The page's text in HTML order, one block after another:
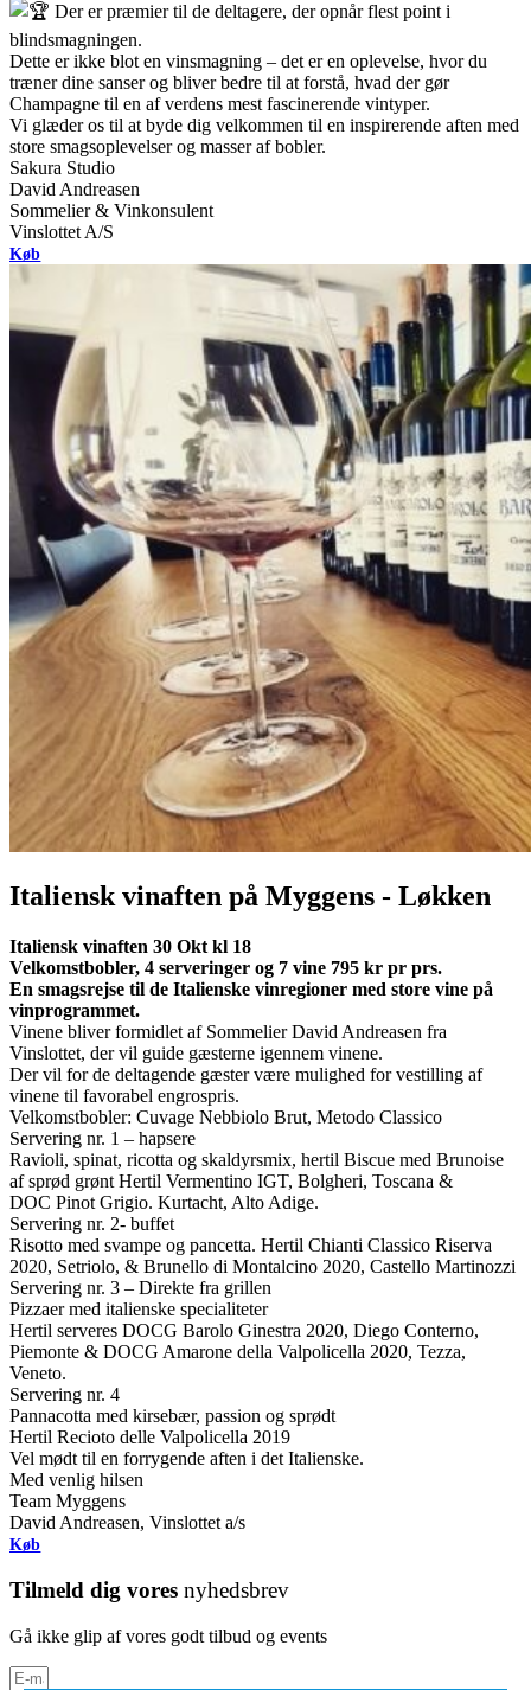
Der er præmier til de deltagere, der opnår flest point i
blindsmagningen.
Dette er ikke blot en vinsmagning – det er en oplevelse, hvor du
træner dine sanser og bliver bedre til at forstå, hvad der gør
Champagne til en af verdens mest fascinerende vintyper.
Vi glæder os til at byde dig velkommen til en inspirerende aften med
store smagsoplevelser og masser af bobler.
Sakura Studio
David Andreasen
Sommelier & Vinkonsulent
Vinslottet A/S
Køb
Italiensk vinaften på Myggens - Løkken
Italiensk vinaften 30 Okt kl 18
Velkomstbobler, 4 serveringer og 7 vine 795 kr pr prs.
En smagsrejse til de Italienske vinregioner med store vine på
vinprogrammet.
Vinene bliver formidlet af Sommelier David Andreasen fra
Vinslottet, der vil guide gæsterne igennem vinene.
Der vil for de deltagende gæster være mulighed for vestilling af
vinene til favorabel engrospris.
Velkomstbobler: Cuvage Nebbiolo Brut, Metodo Classico
Servering nr. 1 – hapsere
Ravioli, spinat, ricotta og skaldyrsmix, hertil Biscue med Brunoise
af sprød grønt Hertil Vermentino IGT, Bolgheri, Toscana &
DOC Pinot Grigio. Kurtacht, Alto Adige.
Servering nr. 2- buffet
Risotto med svampe og pancetta. Hertil Chianti Classico Riserva
2020, Setriolo, & Brunello di Montalcino 2020, Castello Martinozzi
Servering nr. 3 – Direkte fra grillen
Pizzaer med italienske specialiteter
Hertil serveres DOCG Barolo Ginestra 2020, Diego Conterno,
Piemonte & DOCG Amarone della Valpolicella 2020, Tezza,
Veneto.
Servering nr. 4
Pannacotta med kirsebær, passion og sprødt
Hertil Recioto delle Valpolicella 2019
Vel mødt til en forrygende aften i det Italienske.
Med venlig hilsen
Team Myggens
David Andreasen, Vinslottet a/s
Køb
Tilmeld dig vores nyhedsbrev
Gå ikke glip af vores godt tilbud og events